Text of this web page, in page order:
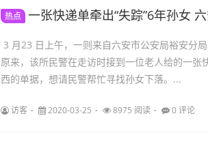
热点 一张快递单牵出“失踪”6年孙女
3 月23 日上午，一则来自六安市公安局裕安分
原来，该所民警在走访时接到一位老人给的一
西的单据，想请民警帮忙寻找孙女下落。...
访客 2020-03-25 8975 阅读 0 评论